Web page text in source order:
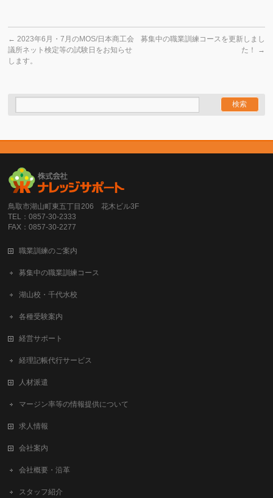
← 2023年6月・7月のMOS/日本商工会
議所ネット検定等の試験日をお知らせ
します。
募集中の職業訓練コースを更新しまし
た！
→
鳥取市湖山町東五丁目206 花木ビル3F
TEL：0857-30-2333
FAX：0857-30-2277
職業訓練のご案内
募集中の職業訓練コース
湖山校・千代水校
各種受験案内
経営サポート
経理記帳代行サービス
人材派遣
マージン率等の情報提供について
求人情報
会社案内
会社概要・沿革
スタッフ紹介